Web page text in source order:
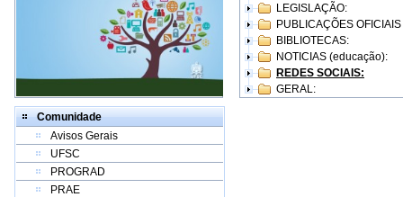
Comunidade
Avisos Gerais
UFSC
PROGRAD
PRAE
LEGISLAÇÃO:
PUBLICAÇÕES
BIBLIOTECAS:
NOTICIAS (educação):
REDES SOCIAIS:
GERAL: